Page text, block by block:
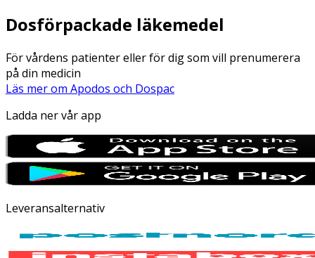
Dosförpackade läkemedel
För vårdens patienter eller för dig som vill prenumerera
på din medicin
Läs mer om Apodos och Dospac
Ladda ner vår app
Leveransalternativ